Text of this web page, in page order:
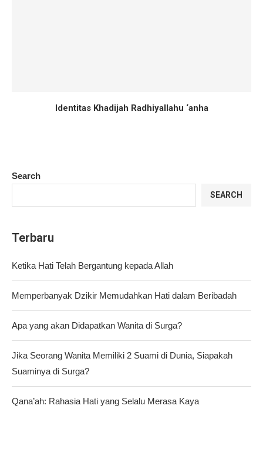
Identitas Khadijah Radhiyallahu ‘anha
Search
SEARCH
Terbaru
Ketika Hati Telah Bergantung kepada Allah
Memperbanyak Dzikir Memudahkan Hati dalam Beribadah
Apa yang akan Didapatkan Wanita di Surga?
Jika Seorang Wanita Memiliki 2 Suami di Dunia, Siapakah
Suaminya di Surga?
Qana’ah: Rahasia Hati yang Selalu Merasa Kaya